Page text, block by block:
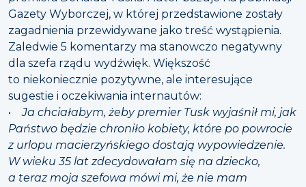
Gazety Wyborczej, w której przedstawione zostały
zagadnienia przewidywane jako treść wystąpienia.
Zaledwie 5 komentarzy ma stanowczo negatywny
dla szefa rządu wydźwięk. Większość
to niekoniecznie pozytywne, ale interesujące
sugestie i oczekiwania internautów:
•
Ja chciałabym, żeby premier Tusk wyjaśnił mi, jak
Państwo będzie chroniło kobiety, które po powrocie
z urlopu macierzyńskiego dostają wypowiedzenie.
W wieku 35 lat zdecydowałam się na dziecko,
a teraz moja szefowa mówi mi, że nie mam